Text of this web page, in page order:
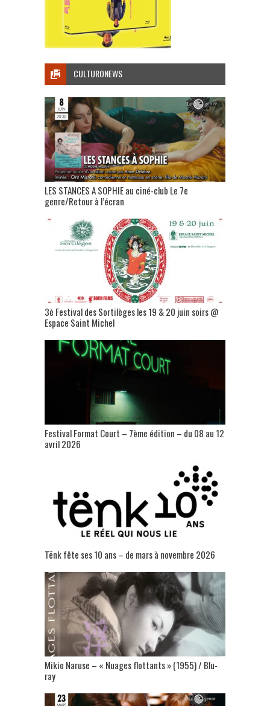
CULTURONEWS
LES STANCES A SOPHIE au ciné-club Le 7e
genre/Retour à l’écran
3è Festival des Sortilèges les 19 & 20 juin soirs @
Espace Saint Michel
Festival Format Court – 7ème édition – du 08 au 12
avril 2026
Tënk fête ses 10 ans – de mars à novembre 2026
Mikio Naruse – « Nuages flottants » (1955) / Blu-
ray